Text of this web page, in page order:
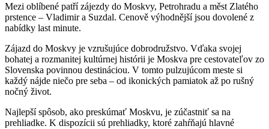
Mezi oblíbené patří zájezdy do Moskvy, Petrohradu a měst Zlatého
prstence – Vladimir a Suzdal. Cenově výhodnější jsou dovolené z
nabídky last minute.
Zájazd do Moskvy je vzrušujúce dobrodružstvo. Vďaka svojej
bohatej a rozmanitej kultúrnej histórii je Moskva pre cestovateľov zo
Slovenska povinnou destináciou. V tomto pulzujúcom meste si
každý nájde niečo pre seba – od ikonických pamiatok až po rušný
nočný život.
Najlepší spôsob, ako preskúmať Moskvu, je zúčastniť sa na
prehliadke. K dispozícii sú prehliadky, ktoré zahŕňajú hlavné